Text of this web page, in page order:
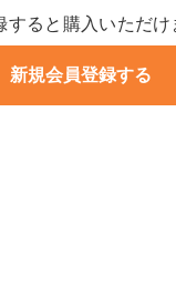
すると購入いただけ